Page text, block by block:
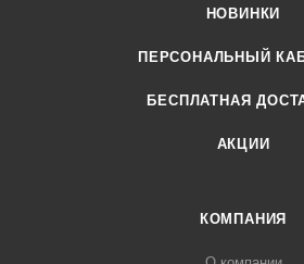
НОВИНКИ
ПЕРСОНАЛЬНЫЙ
БЕСПЛАТНАЯ
АКЦИИ
КОМПАНИЯ